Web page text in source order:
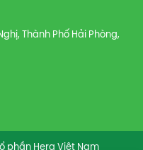
Thành Phố Hải Phòng,
phần Hera Việt Nam